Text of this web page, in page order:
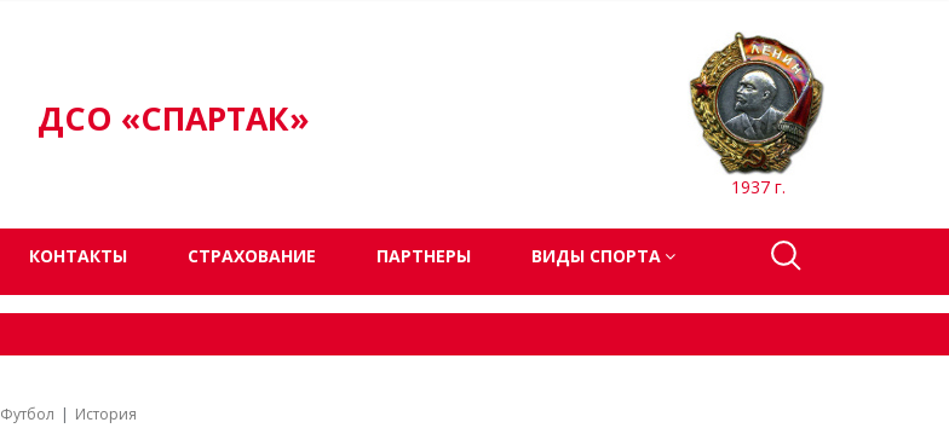
ДСО «СПАРТАК»
1937 г.
КОНТАКТЫ СТРАХОВАНИЕ ПАРТНЕРЫ ВИДЫ СПОРТА
Футбол История